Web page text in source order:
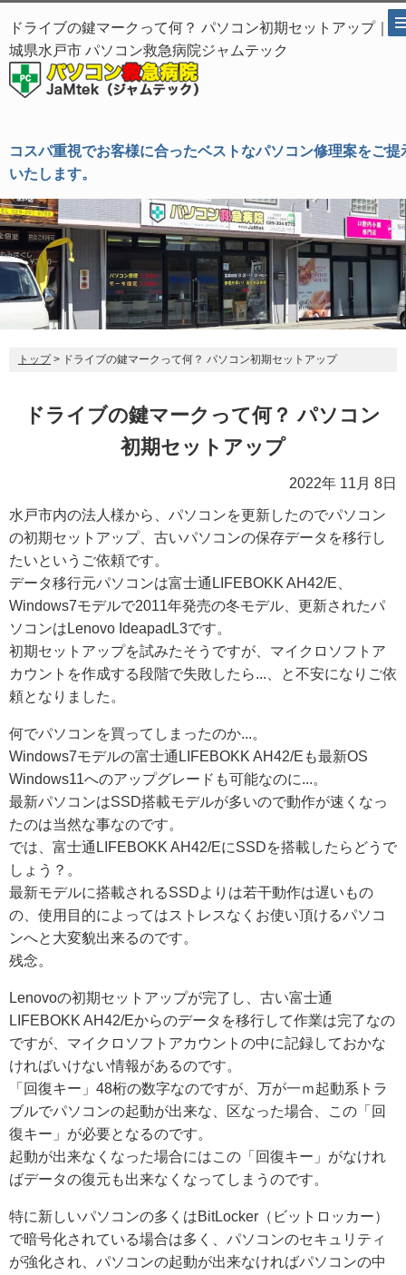
ドライブの鍵マークって何？ パソコン初期セットアップ｜茨
城県水戸市 パソコン救急病院ジャムテック
コスパ重視でお客様に合ったベストなパソコン修理案をご提
いたします。
トップ> ドライブの鍵マークって何？ パソコン初期セットアップ
ドライブの鍵マークって何？ パソコン
初期セットアップ
2022年 11月 8日
水戸市内の法人様から、パソコンを更新したのでパソコン
の初期セットアップ、古いパソコンの保存データを移行し
たいというご依頼です。
データ移行元パソコンは富士通LIFEBOKK AH42/E、
Windows7モデルで2011年発売の冬モデル、更新されたパ
ソコンはLenovo IdeapadL3です。
初期セットアップを試みたそうですが、マイクロソフトア
カウントを作成する段階で失敗したら...、と不安になりご依
頼となりました。
何でパソコンを買ってしまったのか...。
Windows7モデルの富士通LIFEBOKK AH42/Eも最新OS
Windows11へのアップグレードも可能なのに...。
最新パソコンはSSD搭載モデルが多いので動作が速くなっ
たのは当然な事なのです。
では、富士通LIFEBOKK AH42/EにSSDを搭載したらどうで
しょう？。
最新モデルに搭載されるSSDよりは若干動作は遅いもの
の、使用目的によってはストレスなくお使い頂けるパソコ
ンへと大変貌出来るのです。
残念。
Lenovoの初期セットアップが完了し、古い富士通
LIFEBOKK AH42/Eからのデータを移行して作業は完了なの
ですが、マイクロソフトアカウントの中に記録しておかな
ければいけない情報があるのです。
「回復キー」48桁の数字なのですが、万が一ｍ起動系トラ
ブルでパソコンの起動が出来な、区なった場合、この「回
復キー」が必要となるのです。
起動が出来なくなった場合にはこの「回復キー」がなけれ
ばデータの復元も出来なくなってしまうのです。
特に新しいパソコンの多くはBitLocker（ビットロッカー）
で暗号化されている場合は多く、パソコンのセキュリティ
が強化され、パソコンの起動が出来なければパソコンの中